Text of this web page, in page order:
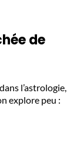
de
l’astrologie,
explore peu :